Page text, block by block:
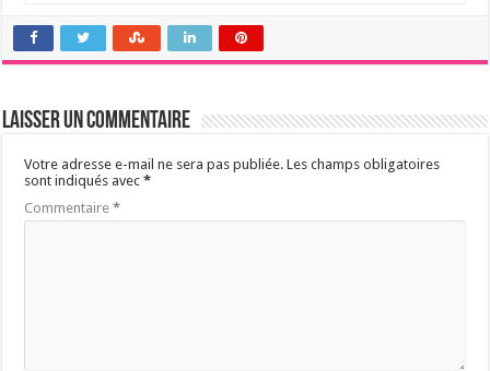
Laisser un commentaire
Votre adresse e-mail ne sera pas publiée. Les champs obligatoires
sont indiqués avec*
Commentaire*